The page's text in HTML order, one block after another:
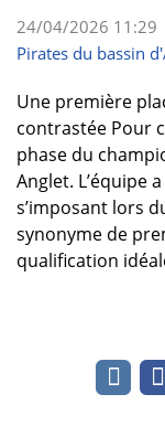
24/04/2026 11:29
Pirates du bassin
Une première
contrastée Pour
phase du
Anglet. L’équipe
s’imposant lors
synonyme de
qualification